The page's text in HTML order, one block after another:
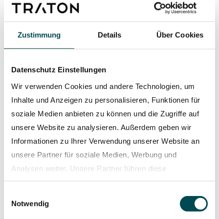
Zustimmung Details Über Cookies
Datenschutz Einstellungen
Wir verwenden Cookies und andere Technologien, um
Inhalte und Anzeigen zu personalisieren, Funktionen für
soziale Medien anbieten zu können und die Zugriffe auf
unsere Website zu analysieren. Außerdem geben wir
Informationen zu Ihrer Verwendung unserer Website an
unsere Partner für soziale Medien, Werbung und
Analysen weiter. Unsere Partner führen diese
Informationen möglicherweise mit weiteren Daten
zusammen, die Sie ihnen bereitgestellt haben oder die
sie im Rahmen Ihrer Nutzung der Dienste gesammelt
Notwendig
zusammenzubringen, um gemeinsam etwas
CAB and Electronics”. Das Bild zeigt sie in der obersten
Etage bei TRATON in Södertälje, Schweden.